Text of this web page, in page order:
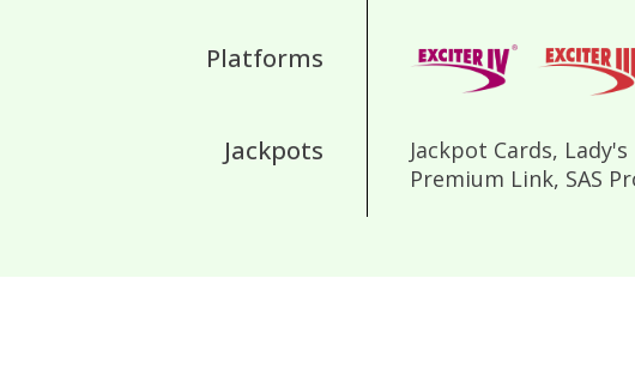
Platforms
Jackpots
Jackpot Cards,
Premium Link, SAS